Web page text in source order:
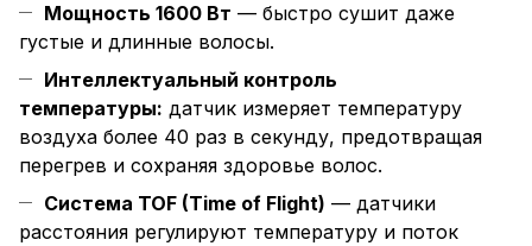
Мощность 1600 Вт — быстро сушит даже
густые и длинные волосы.
Интеллектуальный контроль
температуры: датчик измеряет температуру
воздуха более 40 раз в секунду, предотвращая
перегрев и сохраняя здоровье волос.
Система TOF (Time of Flight) — датчики
расстояния регулируют температуру и поток